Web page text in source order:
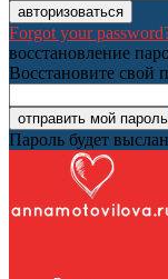
Forgot your
восстановление
Восстановите свой
Пароль будет